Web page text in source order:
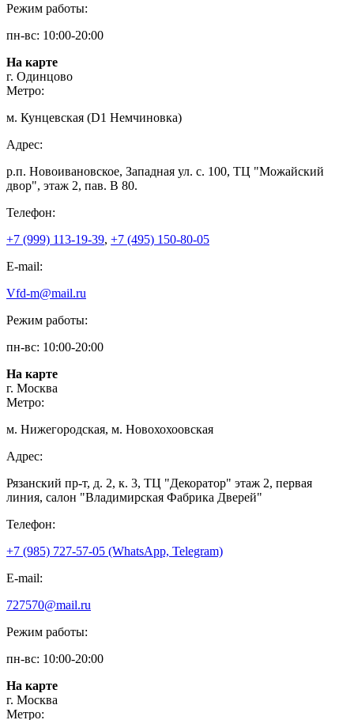
Режим работы:
пн-вс: 10:00-20:00
На карте
г. Одинцово
Метро:
м. Кунцевская (D1 Немчиновка)
Адрес:
р.п. Новоивановское, Западная ул. с. 100, ТЦ "Можайский
двор", этаж 2, пав. В 80.
Телефон:
+7 (999) 113-19-39, +7 (495) 150-80-05
E-mail:
Vfd-m@mail.ru
Режим работы:
пн-вс: 10:00-20:00
На карте
г. Москва
Метро:
м. Нижегородская, м. Новохохоовская
Адрес:
Рязанский пр-т, д. 2, к. 3, ТЦ "Декоратор" этаж 2, первая
линия, салон "Владимирская Фабрика Дверей"
Телефон:
+7 (985) 727-57-05 (WhatsApp, Telegram)
E-mail:
727570@mail.ru
Режим работы:
пн-вс: 10:00-20:00
На карте
г. Москва
Метро: